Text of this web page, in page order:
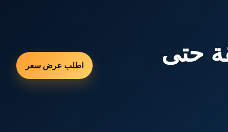
حتى اطلب عرض سعر